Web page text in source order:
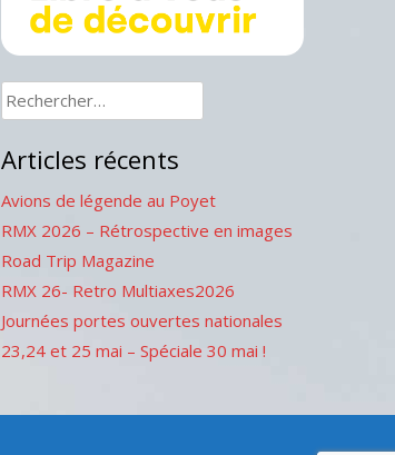
Rechercher :
Articles récents
Avions de légende au Poyet
RMX 2026 – Rétrospective en images
Road Trip Magazine
RMX 26- Retro Multiaxes2026
Journées portes ouvertes nationales
23,24 et 25 mai – Spéciale 30 mai !